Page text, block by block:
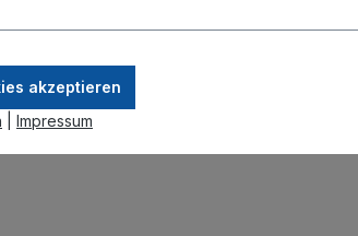
akzeptieren
Impressum